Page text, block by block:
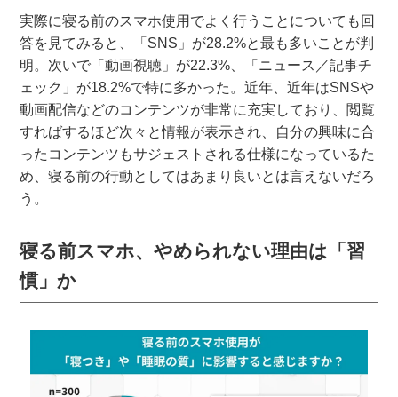
実際に寝る前のスマホ使用でよく行うことについても回
答を見てみると、「SNS」が28.2%と最も多いことが判
明。次いで「動画視聴」が22.3%、「ニュース／記事チ
ェック」が18.2%で特に多かった。近年、近年はSNSや
動画配信などのコンテンツが非常に充実しており、閲覧
すればするほど次々と情報が表示され、自分の興味に合
ったコンテンツもサジェストされる仕様になっているた
め、寝る前の行動としてはあまり良いとは言えないだろ
う。
寝る前スマホ、やめられない理由は「習
慣」か